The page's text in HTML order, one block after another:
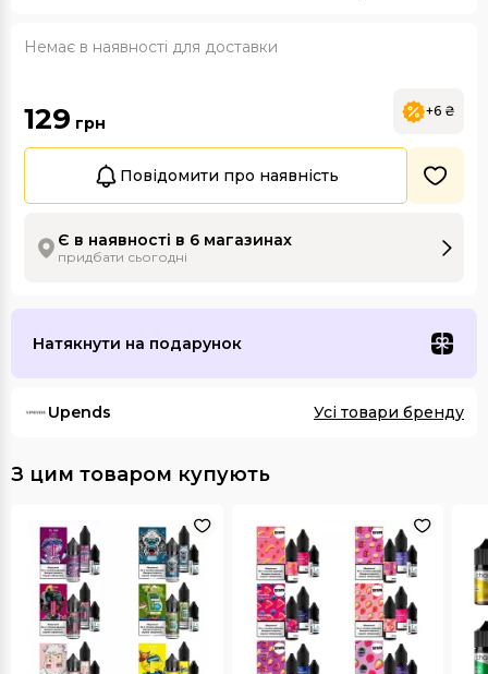
Немає в наявності для доставки
129 грн
+6 ₴
Повідомити про наявність
Є в наявності в 6 магазинах
придбати сьогодні
Натякнути на подарунок
Upends Усі товари бренду
З цим товаром купують